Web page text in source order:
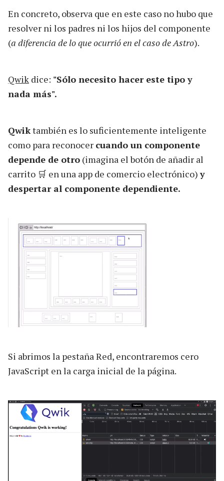
En concreto, observa que en este caso no hubo que
resolver ni los padres ni los hijos del componente
(a diferencia de lo que ocurrió en el caso de Astro).
Qwik dice: "Sólo necesito hacer este tipo y
nada más".
Qwiktambién es lo suficientemente inteligente
como para reconocer cuando un componente
depende de otro (imagina el botón de añadir al
carrito 🛒 en una app de comercio electrónico)y
despertar al componente dependiente.
Si abrimos la pestaña Red, encontraremos cero
JavaScript en la carga inicial de la página.